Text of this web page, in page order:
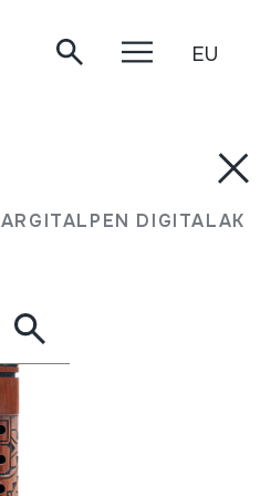
ARGITALPEN DIGITALAK
EU